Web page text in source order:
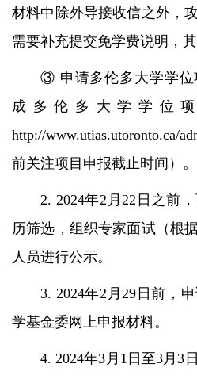
材料中除外导接收信之外，
需要补充提交免学费说明，
③ 申请多伦多大学学位
成多伦多大学学位
http://www.utias.utoronto.ca/
前关注项目申报截止时间）。
2. 2024年2月22日之前
历筛选，组织专家面试（根
人员进行公示。
3. 2024年2月29日前，
学基金委网上申报材料。
4. 2024年3月1日至3月3